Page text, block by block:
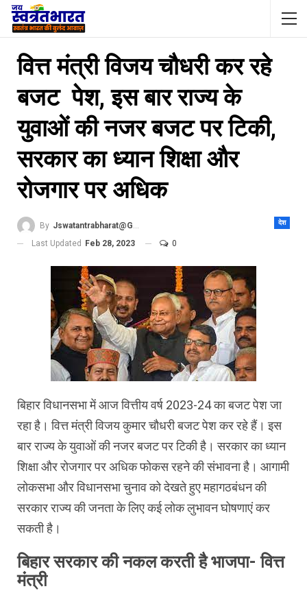
वित्त मंत्री विजय चौधरी कर रहे
बजट पेश, इस बार राज्य के
युवाओं की नजर बजट पर टिकी,
सरकार का ध्यान शिक्षा और
रोजगार पर अधिक
देश
By Jswatantrabharat@gmail.com
Last Updated Feb 28, 2023 0
बिहार विधानसभा में आज वित्तीय वर्ष 2023-24 का बजट पेश जा
रहा है। वित्त मंत्री विजय कुमार चौधरी बजट पेश कर रहे हैं। इस
बार राज्य के युवाओं की नजर बजट पर टिकी है। सरकार का ध्यान
शिक्षा और रोजगार पर अधिक फोकस रहने की संभावना है। आगामी
लोकसभा और विधानसभा चुनाव को देखते हुए महागठबंधन की
सरकार राज्य की जनता के लिए कई लोक लुभावन घोषणाएं कर
सकती है।
बिहार सरकार की नकल करती है भाजपा- वित्त
मंत्री